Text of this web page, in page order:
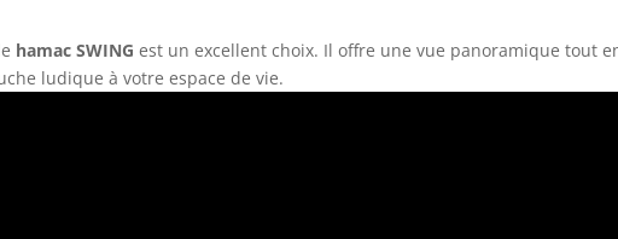
hamac SWING est un excellent choix. Il offre une vue panoramique tout
ludique à votre espace de vie.